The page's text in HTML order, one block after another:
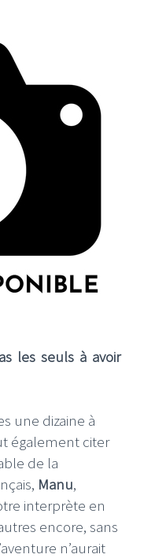
les seuls à avoir
une dizaine à
également citer
de la
Manu,
interprète en
encore, sans
n’aurait